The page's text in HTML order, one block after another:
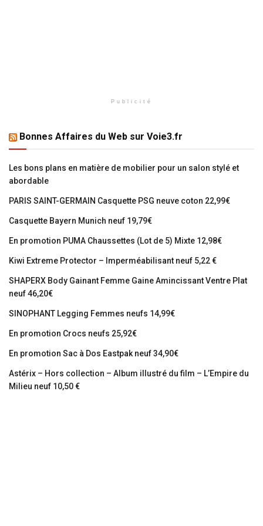
Publicité
Bonnes Affaires du Web sur Voie3.fr
Les bons plans en matière de mobilier pour un salon stylé et
abordable
PARIS SAINT-GERMAIN Casquette PSG neuve coton 22,99€
Casquette Bayern Munich neuf 19,79€
En promotion PUMA Chaussettes (Lot de 5) Mixte 12,98€
Kiwi Extreme Protector – Imperméabilisant neuf 5,22 €
SHAPERX Body Gainant Femme Gaine Amincissant Ventre Plat
neuf 46,20€
SINOPHANT Legging Femmes neufs 14,99€
En promotion Crocs neufs 25,92€
En promotion Sac à Dos Eastpak neuf 34,90€
Astérix – Hors collection – Album illustré du film – L’Empire du
Milieu neuf 10,50 €